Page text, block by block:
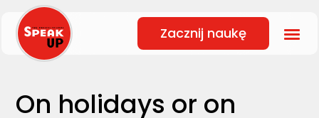
Zacznij naukę
On holidays or on